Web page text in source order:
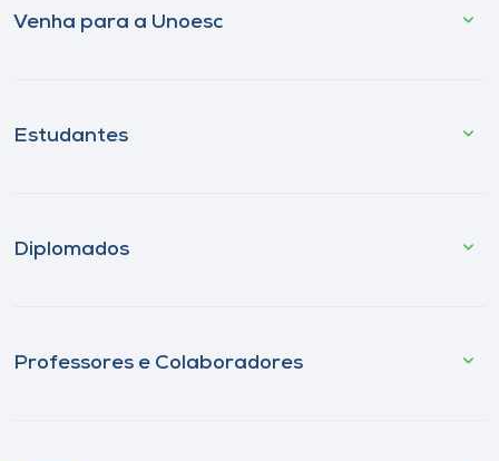
Venha para a Unoesc
Estudantes
Diplomados
Professores e Colaboradores